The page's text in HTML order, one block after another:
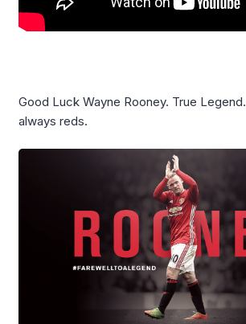
Good Luck Wayne Rooney. True
always reds.